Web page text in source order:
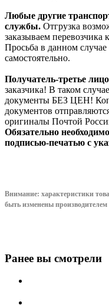
Любые другие
службы. Отгрузка
заказываем перевозчика
Просьба в данном
самостоятельно.
Получатель-третье
заказчика! В таком
документы БЕЗ ЦЕН!
документов
оригиналы Почтой
Обязательно
подписью-печатью с
Внимание: характеристики
быть изменены производителем
Ранее вы смотрели